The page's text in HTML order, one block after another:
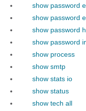
show password
show password
show password
show password
show process
show smtp
show stats io
show status
show tech all